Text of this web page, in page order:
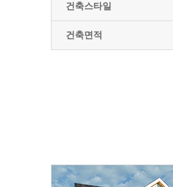
건축스타일
건축면적